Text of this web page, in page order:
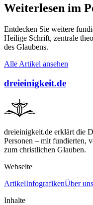
Weiterlesen im
Entdecken Sie weitere
Heilige Schrift, zentrale
des Glaubens.
Alle Artikel ansehen
dreieinigkeit.de
dreieinigkeit.de erklärt die
Personen – mit fundierten,
zum christlichen Glauben.
Webseite
ArtikelInfografikenÜber uns
Inhalte